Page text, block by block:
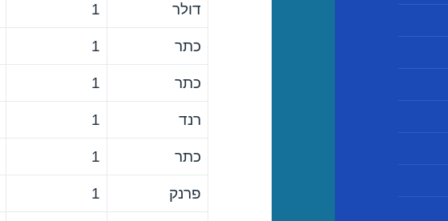
דולר 1
כתר 1
כתר 1
רנד 1
כתר 1
פרנק 1